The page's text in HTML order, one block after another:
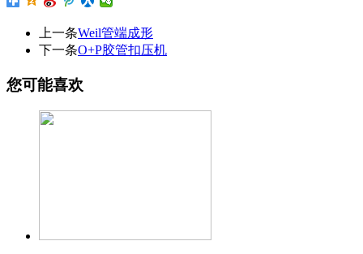
上一条Weil管端成形
下一条O+P胶管扣压机
您可能喜欢